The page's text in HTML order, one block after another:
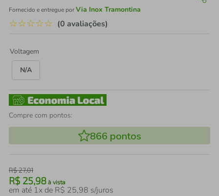
Fornecido e entregue porVia Inox Tramontina
☆☆☆☆☆ (0 avaliações)
Voltagem
N/A
Compre com pontos:
866 pontos
R$27,01
R$ 25,98 à vista
em até 1x de R$ 25,98 s/juros